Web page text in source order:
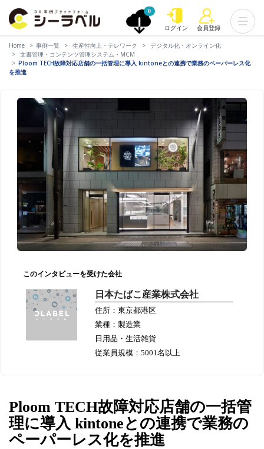
0
ログイン 会員登録
Home 事例一覧 生産性向上・テレワーク
デジタル化・オンライン化
文書管理・コンテンツ管理システム・MCM
Ploom TECH故障対応店舗の一括管理に導入 kintoneとの連携で業務のペーパーレス化
を推進
このインタビューを受けた会社
日本たばこ産業株式会社
住所：東京都港区
業種：製造業
日用品・生活雑貨
従業員規模：5001名以上
Ploom TECH故障対応店舗の一括管
理に導入 kintoneとの連携で業務の
ペーパーレス化を推進